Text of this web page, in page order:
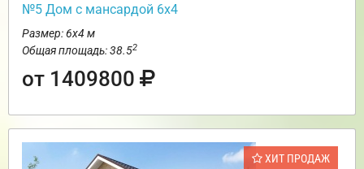
№5 Дом с мансардой 6х4
Размер: 6х4 м
Общая площадь: 38.52
от 1409800
ХИТ ПРОДАЖ